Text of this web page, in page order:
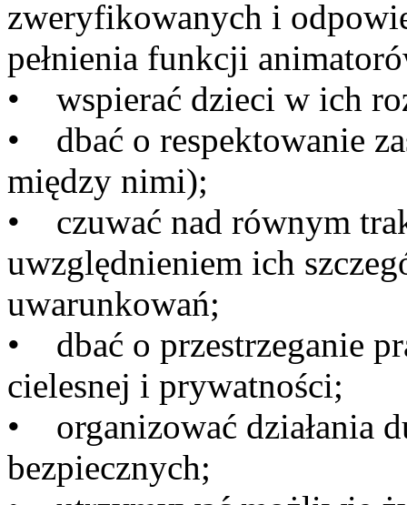
zweryfikowanych i
pełnienia funkcji
• wspierać dzieci w ich
• dbać o respektowanie
między nimi);
• czuwać nad równym
uwzględnieniem ich
uwarunkowań;
• dbać o przestrzeganie
cielesnej i prywatności;
• organizować działania
bezpiecznych;